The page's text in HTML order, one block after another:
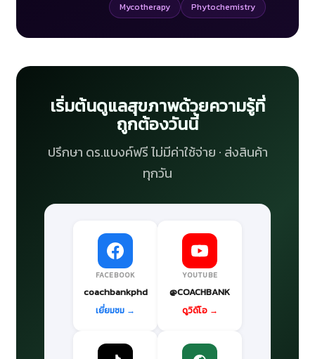
Mycotherapy
Phytochemistry
เริ่มต้นดูแลสุขภาพด้วยความรู้ที่
ถูกต้องวันนี้
ปรึกษา ดร.แบงค์ฟรี ไม่มีค่าใช้จ่าย · ส่งสินค้า
ทุกวัน
FACEBOOK
coachbankphd
เยี่ยมชม →
YOUTUBE
@COACHBANK
ดูวิดีโอ →